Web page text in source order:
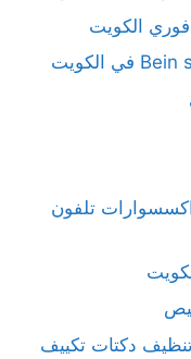
الكويت
تلفون
دكتات تكييف